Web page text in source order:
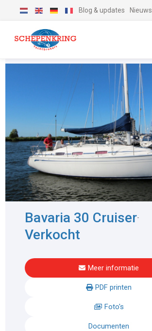
Blog & updates Nieuws
Bavaria 30 Cruiser-
Verkocht
Meer informatie
PDF printen
Foto's
Documenten